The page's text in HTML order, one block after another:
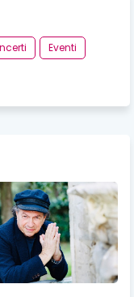
Eventi